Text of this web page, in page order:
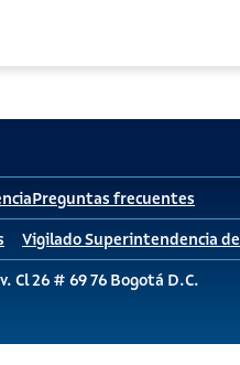
Preguntas frecuentes
Vigilado Superintendencia
Cl 26 # 69 76 Bogotá D.C.